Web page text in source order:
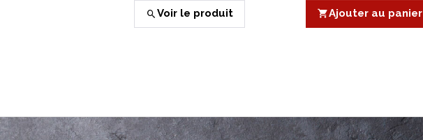
Voir le produit Ajouter au panier